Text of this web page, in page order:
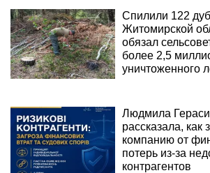
Спилили 122
Житомирской
обязал
более 2,5
уничтоженного
Людмила
рассказала, как
компанию от
потерь из-за
контрагентов